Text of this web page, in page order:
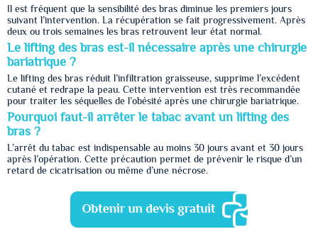
Il est fréquent que la sensibilité des bras diminue les premiers jours
suivant l’intervention. La récupération se fait progressivement. Après
deux ou trois semaines les bras retrouvent leur état normal.
Le lifting des bras est-il nécessaire après une chirurgie
bariatrique ?
Le lifting des bras réduit l’infiltration graisseuse, supprime l’excédent
cutané et redrape la peau. Cette intervention est très recommandée
pour traiter les séquelles de l’obésité après une chirurgie bariatrique.
Pourquoi faut-il arrêter le tabac avant un lifting des
bras ?
L’arrêt du tabac est indispensable au moins 30 jours avant et 30 jours
après l’opération. Cette précaution permet de prévenir le risque d’un
retard de cicatrisation ou même d’une nécrose.